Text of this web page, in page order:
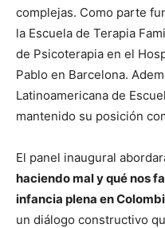
complejas. Como parte
la Escuela de Terapia
de Psicoterapia en el
Pablo en Barcelona.
Latinoamericana de
mantenido su posición
El panel inaugural
haciendo mal y qué nos
infancia plena en
un diálogo constructivo